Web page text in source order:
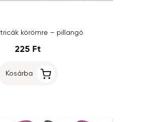
körömre – pillangó
225 Ft
Kosárba